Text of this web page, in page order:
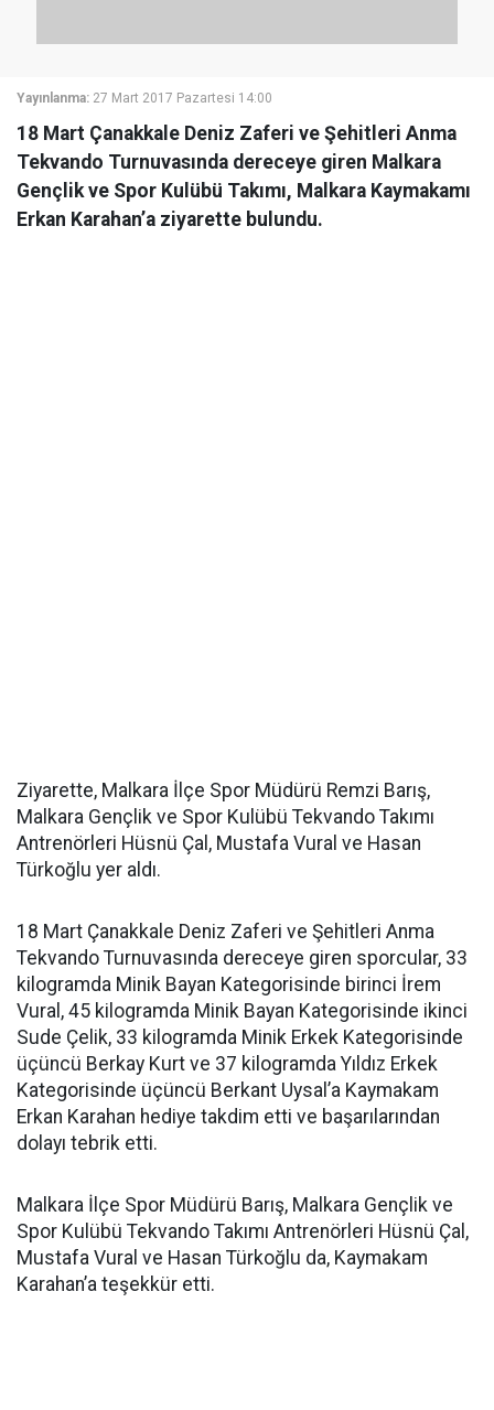
Yayınlanma: 27 Mart 2017 Pazartesi 14:00
18 Mart Çanakkale Deniz Zaferi ve Şehitleri Anma
Tekvando Turnuvasında dereceye giren Malkara
Gençlik ve Spor Kulübü Takımı, Malkara Kaymakamı
Erkan Karahan’a ziyarette bulundu.
Ziyarette, Malkara İlçe Spor Müdürü Remzi Barış,
Malkara Gençlik ve Spor Kulübü Tekvando Takımı
Antrenörleri Hüsnü Çal, Mustafa Vural ve Hasan
Türkoğlu yer aldı.
18 Mart Çanakkale Deniz Zaferi ve Şehitleri Anma
Tekvando Turnuvasında dereceye giren sporcular, 33
kilogramda Minik Bayan Kategorisinde birinci İrem
Vural, 45 kilogramda Minik Bayan Kategorisinde ikinci
Sude Çelik, 33 kilogramda Minik Erkek Kategorisinde
üçüncü Berkay Kurt ve 37 kilogramda Yıldız Erkek
Kategorisinde üçüncü Berkant Uysal’a Kaymakam
Erkan Karahan hediye takdim etti ve başarılarından
dolayı tebrik etti.
Malkara İlçe Spor Müdürü Barış, Malkara Gençlik ve
Spor Kulübü Tekvando Takımı Antrenörleri Hüsnü Çal,
Mustafa Vural ve Hasan Türkoğlu da, Kaymakam
Karahan’a teşekkür etti.